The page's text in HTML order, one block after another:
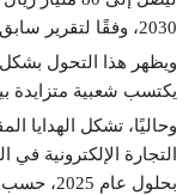
2030، وفقًا لتقرير سابق عن هيئة الحكومة الرقمية.
ويظهر هذا التحول
يكتسب شعبية متزايدة
بحلول عام 2025، حسب (Zawya).